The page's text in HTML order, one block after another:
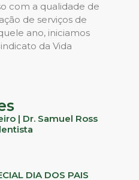
com a qualidade de
de serviços de
ano, iniciamos
da Vida
| Dr. Samuel Ross
DIA DOS PAIS